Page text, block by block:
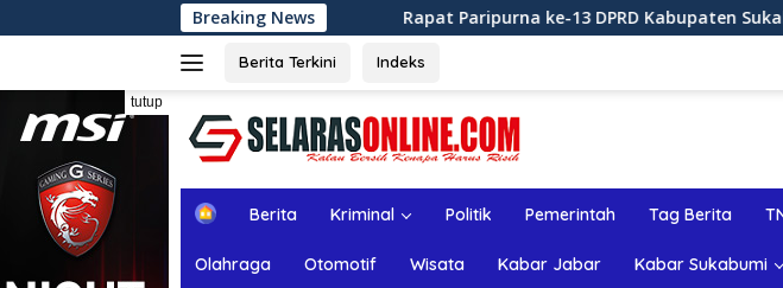
ke
Breaking News
Rapat Paripurna ke-13 DPRD Kabupaten Sukabumi Tahun Sidang 2026
Berita Terkini Indeks
tutup
H
m
e
Berita Kriminal Politik Pemerintah Tag Berita
Olahraga Otomotif Wisata Kabar Jabar Kabar Sukabumi